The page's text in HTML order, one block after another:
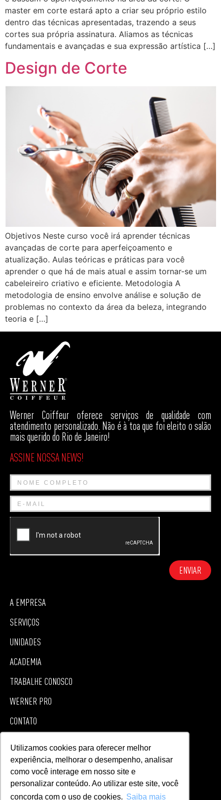
Utilizamos cookies para oferecer melhor
experiência, melhorar o desempenho, analisar
como você interage em nosso site e
personalizar conteúdo. Ao utilizar este site, você
concorda com o uso de cookies. Saiba mais
master em corte estará apto a criar seu próprio estilo
dentro das técnicas apresentadas, trazendo a seus
cortes sua própria assinatura. Aliamos as técnicas
fundamentais e avançadas e sua expressão artística […]
Design de Corte
Objetivos Neste curso você irá aprender técnicas
avançadas de corte para aperfeiçoamento e
atualização. Aulas teóricas e práticas para você
aprender o que há de mais atual e assim tornar-se um
cabeleireiro criativo e eficiente. Metodologia A
metodologia de ensino envolve análise e solução de
problemas no contexto da área da beleza, integrando
teoria e […]
Werner Coiffeur oferece serviços de qualidade com
atendimento personalizado. Não é à toa que foi eleito o salão
mais querido do Rio de Janeiro!
ASSINE NOSSA NEWS!
ENVIAR
A EMPRESA
SERVIÇOS
UNIDADES
ACADEMIA
TRABALHE CONOSCO
WERNER PRO
CONTATO
ACOMPANHE!